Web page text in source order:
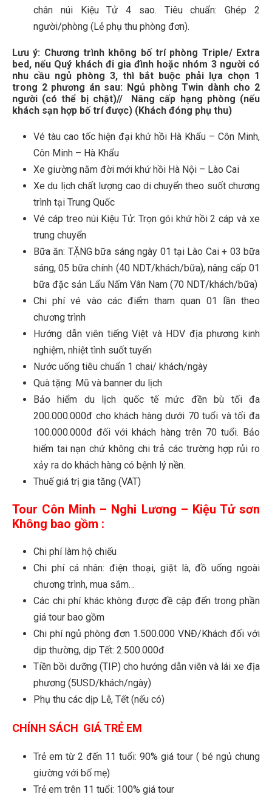
chân núi Kiệu Tử 4 sao. Tiêu chuẩn: Ghép 2
người/phòng (Lẻ phụ thu phòng đơn).
Lưu ý: Chương trình không bố trí phòng Triple/ Extra
bed, nếu Quý khách đi gia đình hoặc nhóm 3 người có
nhu cầu ngủ phòng 3, thì bắt buộc phải lựa chọn 1
trong 2 phương án sau: Ngủ phòng Twin dành cho 2
người (có thể bị chật)// Nâng cấp hạng phòng (nếu
khách sạn hợp bố trí được) (Khách đóng phụ thu)
Vé tàu cao tốc hiện đại khứ hồi Hà Khẩu – Côn Minh,
Côn Minh – Hà Khẩu
Xe giường nằm đời mới khứ hồi Hà Nội – Lào Cai
Xe du lịch chất lượng cao di chuyển theo suốt chương
trình tại Trung Quốc
Vé cáp treo núi Kiệu Tử: Trọn gói khứ hồi 2 cáp và xe
trung chuyển
Bữa ăn: TẶNG bữa sáng ngày 01 tại Lào Cai + 03 bữa
sáng, 05 bữa chính (40 NDT/khách/bữa), nâng cấp 01
bữa đặc sản Lẩu Nấm Vân Nam (70 NDT/khách/bữa)
Chi phí vé vào các điểm tham quan 01 lần theo
chương trình
Hướng dẫn viên tiếng Việt và HDV địa phương kinh
nghiệm, nhiệt tình suốt tuyến
Nước uống tiêu chuẩn 1 chai/ khách/ngày
Quà tặng: Mũ và banner du lịch
Bảo hiểm du lịch quốc tế mức đền bù tối đa
200.000.000đ cho khách hàng dưới 70 tuổi và tối đa
100.000.000đ đối với khách hàng trên 70 tuổi. Bảo
hiểm tai nạn chứ không chi trả các trường hợp rủi ro
xảy ra do khách hàng có bệnh lý nền.
Thuế giá trị gia tăng (VAT)
Tour Côn Minh – Nghi Lương – Kiệu Tử sơn
Không bao gồm :
Chi phí làm hộ chiếu
Chi phí cá nhân: điện thoại, giặt là, đồ uống ngoài
chương trình, mua sắm…
Các chi phí khác không được đề cập đến trong phần
giá tour bao gồm
Chi phí ngủ phòng đơn 1.500.000 VNĐ/Khách đối với
dịp thường, dịp Tết: 2.500.000đ
Tiền bồi dưỡng (TIP) cho hướng dẫn viên và lái xe địa
phương (5USD/khách/ngày)
Phụ thu các dịp Lễ, Tết (nếu có)
CHÍNH SÁCH GIÁ TRẺ EM
Trẻ em từ 2 đến 11 tuổi: 90% giá tour ( bé ngủ chung
giường với bố mẹ)
Trẻ em trên 11 tuổi: 100% giá tour